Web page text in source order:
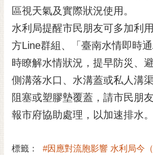
日
本
語
隱
私
權
及
安
全
策
區視天氣及實際狀況使用。
水利局提醒市民朋友可多加利
方Line群組、「 臺南水情即時
時瞭解水情狀況，提早防災、
側溝落水口、水溝蓋或私人溝
阻塞或塑膠墊覆蓋，請市民朋
報市府協助處理，以加速排水。
標籤：
#因應對流胞影響 水利局今